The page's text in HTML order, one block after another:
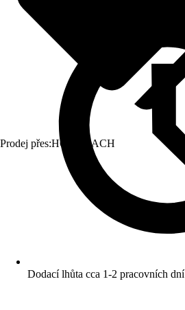
Prodej přes:HORNBACH
Dodací lhůta cca 1-2 pracovních dní